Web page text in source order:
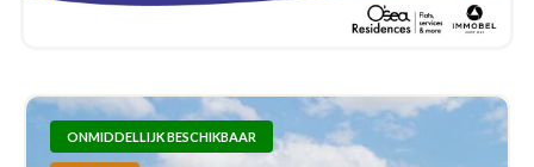
ONMIDDELLIJK BESCHIKBAAR